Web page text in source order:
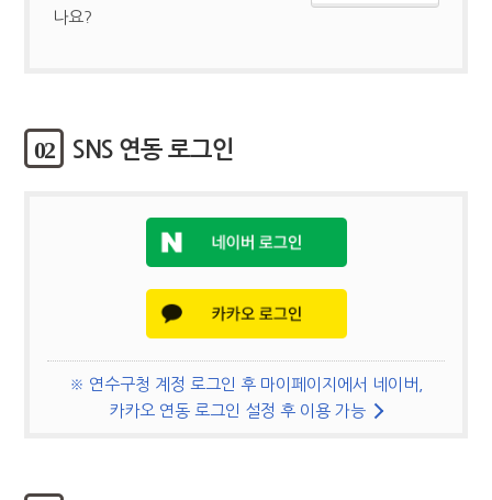
나요?
02 SNS 연동 로그인
※ 연수구청 계정 로그인 후 마이페이지에서 네이버,
카카오 연동 로그인 설정 후 이용 가능